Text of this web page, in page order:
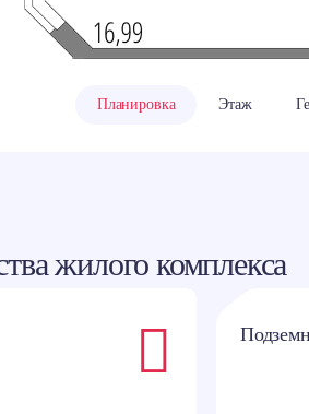
Планировка Этаж
жилого комплекса